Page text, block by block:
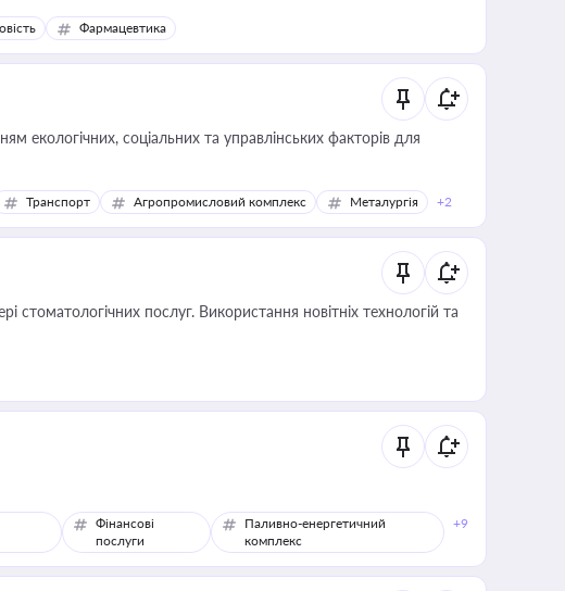
Фармацевтика
екологічних, соціальних та управлінських факторів для
Транспорт Агропромисловий комплекс Металургія +2
стоматологічних послуг. Використання новітніх технологій та
Фінансові
послуги
Паливно-енергетичний
комплекс
+9